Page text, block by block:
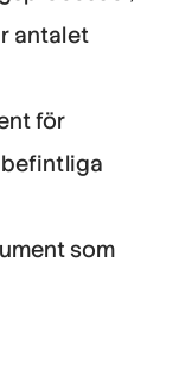
antalet
för
som